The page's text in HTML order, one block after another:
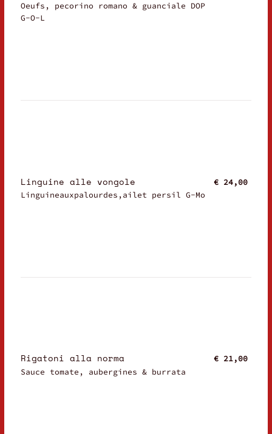
Oeufs, pecorino romano & guanciale DOP
G-O-L
Linguine alle vongole
Linguineauxpalourdes,ailet persil G-Mo
€ 24,00
Rigatoni alla norma
Sauce tomate, aubergines & burrata
€ 21,00